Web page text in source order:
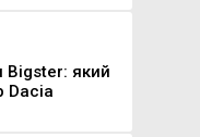
Bigster: який
Dacia